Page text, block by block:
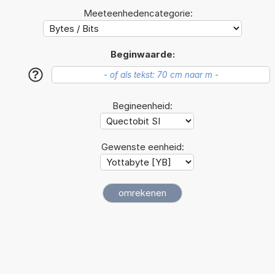
Meeteenhedencategorie:
Beginwaarde:
?
Begineenheid:
Gewenste eenheid: